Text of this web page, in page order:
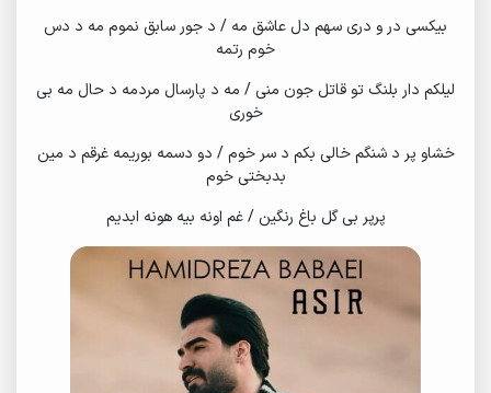
بیکسی در و دری سهم دل عاشق مه / د جور سابق نموم مه د دس
خوم رتمه
لیلکم دار بلنگ تو قاتل جون منی / مه د پارسال مردمه د حال مه بی
خوری
خشاو پر د شنگم خالی بکم د سر خوم / دو دسمه بوریمه غرقم د مین
بدبختی خوم
پرپر بی گل باغ رنگین / غم اونه بیه هونه ابدیم